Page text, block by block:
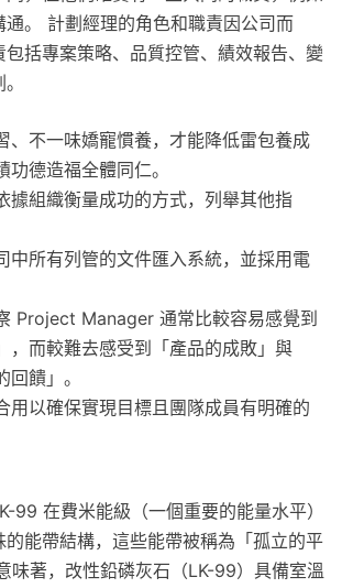
通。 計劃經理的角色和職責因公司而
括專案策略、品質控管、績效報告、變
、不一味嬌寵慣養，才能降低雷包養成
功德造福全體同仁。
據組織衡量成功的方式，列舉其他指
中所有列管的文件匯入系統，並採用電
Project Manager 通常比較容易感覺到
，而較難去感受到「產品的成敗」與
回饋」。
用以確保實現目標且團隊成員有明確的
99 在費米能級（一個重要的能量水平）
的能帶結構，這些能帶被稱為「孤立的平
味著，改性鉛磷灰石（LK-99）具備室溫